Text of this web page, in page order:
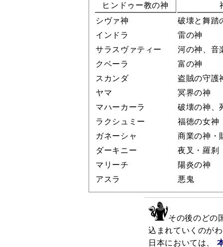
ヒンドゥー教の神
シヴァ神
破壊と舞踏
インドラ
雷の神
サラスヴァティー
河の神、音
クベーラ
富の神
スカンダ
盗賊の守護
ヤマ
冥界の神
マハーカーラ
破壊の神、
ラクシュミー
福徳の女神
ガネーシャ
商業の神・
ダーキニー
夜叉・羅刹
マリーチ
陽炎の神
アスラ
悪鬼
その後のどの
込まれていくのが
日本においては、